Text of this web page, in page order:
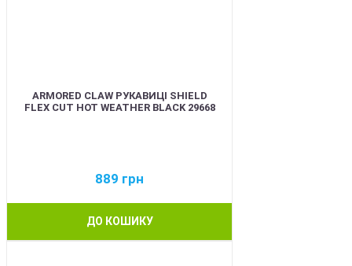
ARMORED CLAW РУКАВИЦІ SHIELD
FLEX CUT HOT WEATHER BLACK 29668
889 грн
ДО КОШИКУ